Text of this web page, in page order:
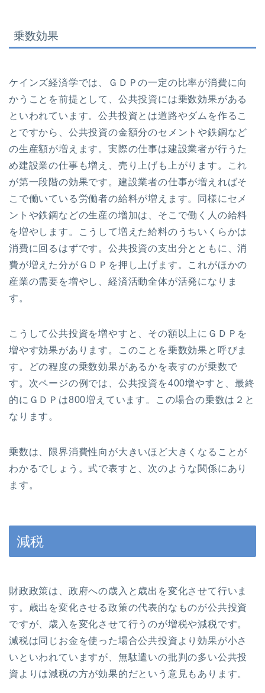
乗数効果
ケインズ経済学では、ＧＤＰの一定の比率が消費に向
かうことを前提として、公共投資には乗数効果がある
といわれています。公共投資とは道路やダムを作るこ
とですから、公共投資の金額分のセメントや鉄鋼など
の生産額が増えます。実際の仕事は建設業者が行うた
め建設業の仕事も増え、売り上げも上がります。これ
が第一段階の効果です。建設業者の仕事が増えればそ
こで働いている労働者の給料が増えます。同様にセメ
ントや鉄鋼などの生産の増加は、そこで働く人の給料
を増やします。こうして増えた給料のうちいくらかは
消費に回るはずです。公共投資の支出分とともに、消
費が増えた分がＧＤＰを押し上げます。これがほかの
産業の需要を増やし、経済活動全体が活発になりま
す。
こうして公共投資を増やすと、その額以上にＧＤＰを
増やす効果があります。このことを乗数効果と呼びま
す。どの程度の乗数効果があるかを表すのが乗数で
す。次ページの例では、公共投資を400増やすと、最終
的にＧＤＰは800増えています。この場合の乗数は２と
なります。
乗数は、限界消費性向が大きいほど大きくなることが
わかるでしょう。式で表すと、次のような関係にあり
ます。
減税
財政政策は、政府への歳入と歳出を変化させて行いま
す。歳出を変化させる政策の代表的なものが公共投資
ですが、歳入を変化させて行うのが増税や減税です。
減税は同じお金を使った場合公共投資より効果が小さ
いといわれていますが、無駄遣いの批判の多い公共投
資よりは減税の方が効果的だという意見もあります。